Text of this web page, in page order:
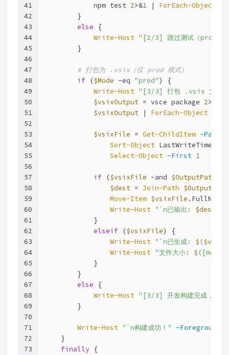
41
42
43
44
45
46
47
48
49
50
51
52
53
54
55
56
57
58
59
60
61
62
63
64
65
66
67
68
69
70
71
72
73
            npm test
2>&1 | ForEach-Object
        }
else {
Write-Host "[2/3] 跳过测试（prod 模
        }
# 打包为 .vsix（仅 prod 模式）
if ($Mode -eq "prod") {
Write-Host "[3/3] 打包 .vsix 文件
$vsixOutput = vsce package 2>&
$vsixOutput | ForEach-Object {
$vsixFile = Get-ChildItem -Path
Sort-Object LastWriteTime
Select-Object -First 1
if ($vsixFile -and $OutputPath
$dest = Join-Path $OutputPath
Move-Item $vsixFile .FullName
Write-Host "`n已输出: $dest
            }
elseif ($vsixFile) {
Write-Host "`n已生成: $ (
Write-Host "文件大小: $
            }
        }
else {
Write-Host "[3/3] 开发构建完成，跳过
        }
Write-Host "`n构建成功！"
-
    }
finally {